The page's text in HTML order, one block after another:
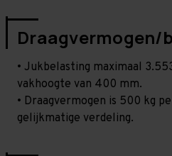
Draagvermogen/
• Jukbelasting maximaal
vakhoogte van 400 mm.
• Draagvermogen is 500 kg
gelijkmatige verdeling.